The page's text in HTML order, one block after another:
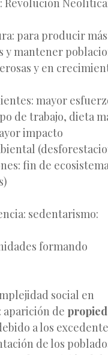
Revolución
para producir más
y mantener
y en
mayor
de trabajo, dieta
impacto
fin de
sedentarismo:
formando
social en
aparición de
a los
de los